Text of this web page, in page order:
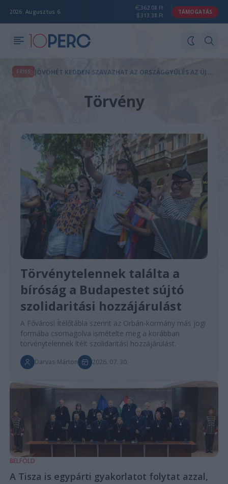
2026. Augusztus 6.
362.08 Ft
313.38 Ft
TÁMOGATÁS
FRISS J
ÖVŐHÉT KEDDEN SZAVAZHAT AZ ORSZÁGGYŰLÉS AZ ÚJ KÖZTÁRSASÁGI ELNÖKRŐL
Törvény
Törvénytelennek találta a
bíróság a Budapestet sújtó
szolidaritási hozzájárulást
A Fővárosi Ítélőtábla szerint az Orbán-kormány más jogi
formába csomagolva ismételte meg a korábban
törvénytelennek ítélt szolidaritási hozzájárulást.
Darvas Márton 2026. 07. 30.
BELFÖLD
A Tisza is egypárti gyakorlatot folytat azzal,